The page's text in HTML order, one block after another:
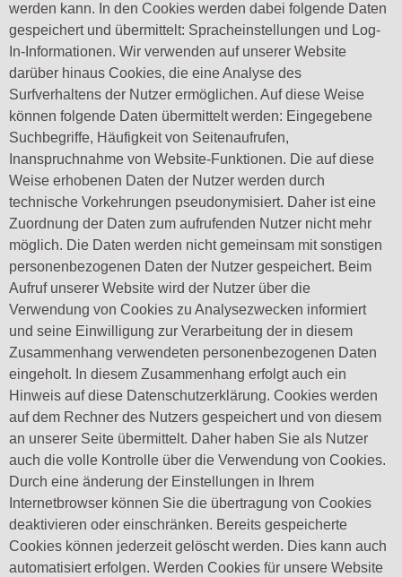
werden kann. In den Cookies werden dabei folgende Daten
gespeichert und übermittelt: Spracheinstellungen und Log-
In-Informationen. Wir verwenden auf unserer Website
darüber hinaus Cookies, die eine Analyse des
Surfverhaltens der Nutzer ermöglichen. Auf diese Weise
können folgende Daten übermittelt werden: Eingegebene
Suchbegriffe, Häufigkeit von Seitenaufrufen,
Inanspruchnahme von Website-Funktionen. Die auf diese
Weise erhobenen Daten der Nutzer werden durch
technische Vorkehrungen pseudonymisiert. Daher ist eine
Zuordnung der Daten zum aufrufenden Nutzer nicht mehr
möglich. Die Daten werden nicht gemeinsam mit sonstigen
personenbezogenen Daten der Nutzer gespeichert. Beim
Aufruf unserer Website wird der Nutzer über die
Verwendung von Cookies zu Analysezwecken informiert
und seine Einwilligung zur Verarbeitung der in diesem
Zusammenhang verwendeten personenbezogenen Daten
eingeholt. In diesem Zusammenhang erfolgt auch ein
Hinweis auf diese Datenschutzerklärung. Cookies werden
auf dem Rechner des Nutzers gespeichert und von diesem
an unserer Seite übermittelt. Daher haben Sie als Nutzer
auch die volle Kontrolle über die Verwendung von Cookies.
Durch eine änderung der Einstellungen in Ihrem
Internetbrowser können Sie die übertragung von Cookies
deaktivieren oder einschränken. Bereits gespeicherte
Cookies können jederzeit gelöscht werden. Dies kann auch
automatisiert erfolgen. Werden Cookies für unsere Website